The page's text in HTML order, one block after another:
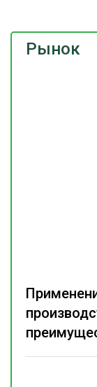
Рынок